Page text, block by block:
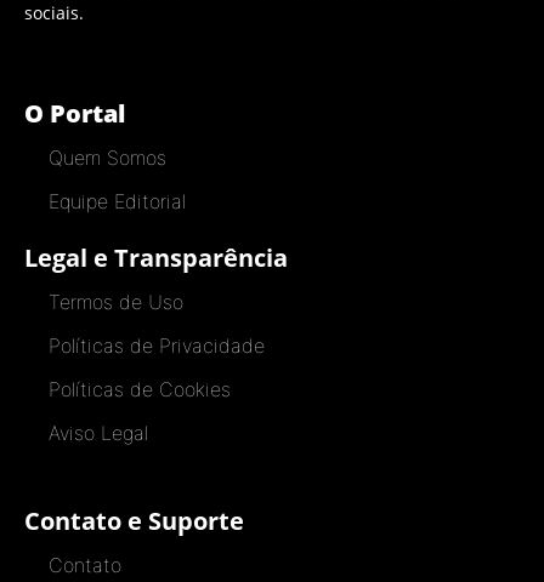
sociais.
O Portal
Quem Somos
Equipe Editorial
Legal e Transparência
Termos de Uso
Políticas de Privacidade
Políticas de Cookies
Aviso Legal
Contato e Suporte
Contato